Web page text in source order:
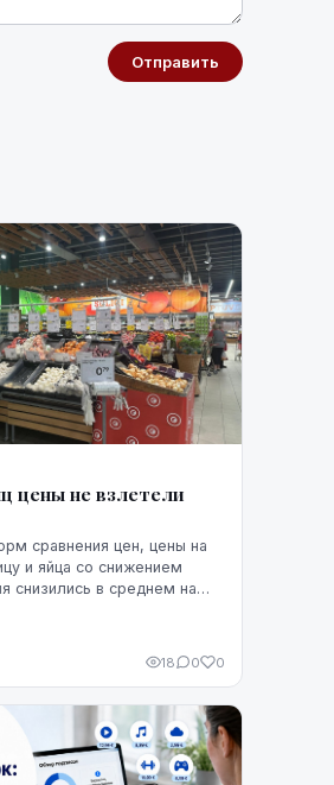
Отправить
цены не взлетели
сравнения цен, цены на
и яйца со снижением
снизились в среднем на
- до начала августа.
18 0 0